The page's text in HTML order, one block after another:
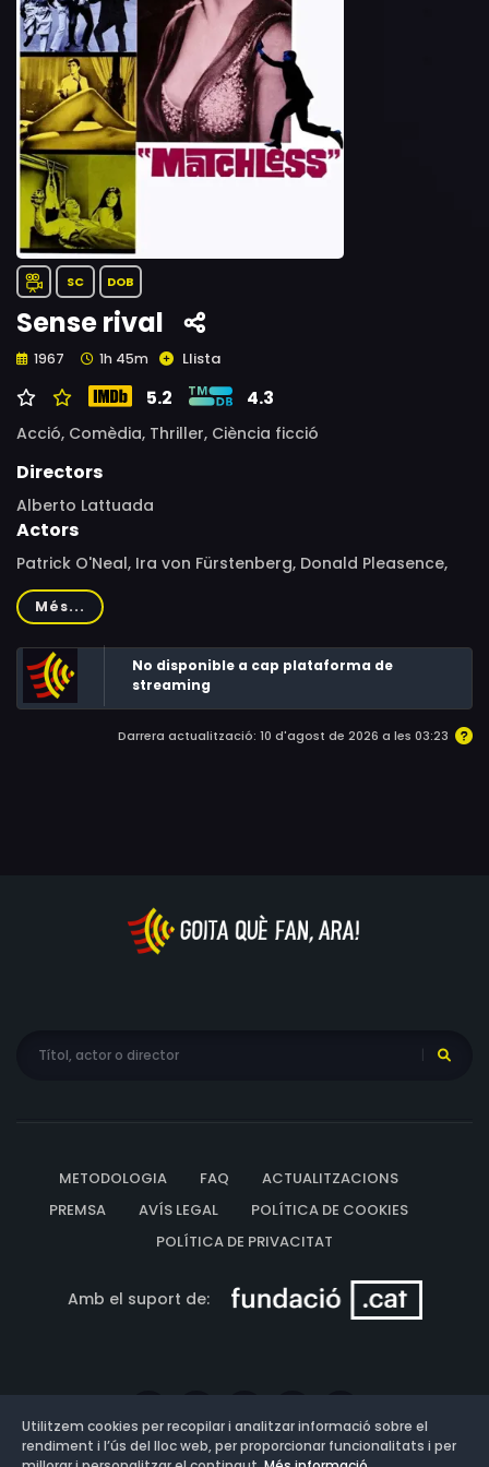
SC DOB
Sense rival
1967 1h 45m Llista
5.2 4.3
Acció, Comèdia, Thriller, Ciència ficció
Directors
Alberto Lattuada
Actors
Patrick O'Neal, Ira von Fürstenberg, Donald Pleasence,
Henry Silva, Nicoletta Machiavelli, Howard St. John, Sorrell
Booke, Tiziano Cortini, Elisabetta Wu, Eddra Gale
Més...
No disponible a cap plataforma de
streaming
Darrera actualització: 10 d'agost de 2026 a les 03:23
METODOLOGIA FAQ
ACTUALITZACIONS
PREMSA
AVÍS LEGAL
POLÍTICA DE COOKIES
POLÍTICA DE PRIVACITAT
Amb el suport de:
Utilitzem cookies per recopilar i analitzar informació sobre el
rendiment i l’ús del lloc web, per proporcionar funcionalitats i per